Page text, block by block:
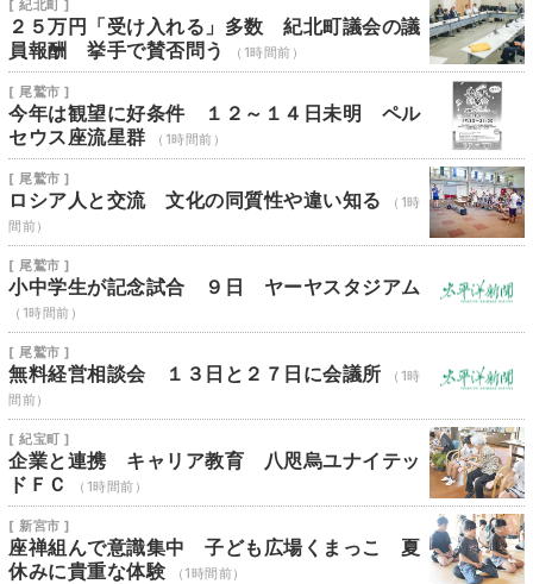
[ 紀北町 ]
２５万円「受け入れる」多数 紀北町議会の議
員報酬 挙手で賛否問う
（1時間前）
[ 尾鷲市 ]
今年は観望に好条件 １２～１４日未明 ペル
セウス座流星群
（1時間前）
[ 尾鷲市 ]
ロシア人と交流 文化の同質性や違い知る
（1時
間前）
[ 尾鷲市 ]
小中学生が記念試合 ９日 ヤーヤスタジアム
（1時間前）
[ 尾鷲市 ]
無料経営相談会 １３日と２７日に会議所
（1時
間前）
[ 紀宝町 ]
企業と連携 キャリア教育 八咫烏ユナイテッ
ドＦＣ
（1時間前）
[ 新宮市 ]
座禅組んで意識集中 子ども広場くまっこ 夏
休みに貴重な体験
（1時間前）